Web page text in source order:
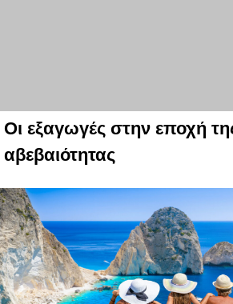
Οι εξαγωγές στην εποχή
αβεβαιότητας